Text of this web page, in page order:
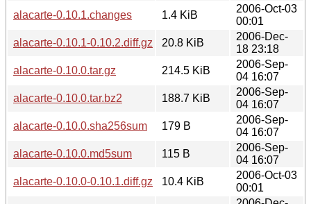
alacarte-0.10.1.changes
1.4 KiB
2006-Oct-03
00:01
alacarte-0.10.1-0.10.2.diff.gz
20.8 KiB
2006-Dec-
18 23:18
alacarte-0.10.0.tar.gz
214.5 KiB
2006-Sep-
04 16:07
alacarte-0.10.0.tar.bz2
188.7 KiB
2006-Sep-
04 16:07
alacarte-0.10.0.sha256sum
179 B
2006-Sep-
04 16:07
alacarte-0.10.0.md5sum
115 B
2006-Sep-
04 16:07
alacarte-0.10.0-0.10.1.diff.gz
10.4 KiB
2006-Oct-03
00:01